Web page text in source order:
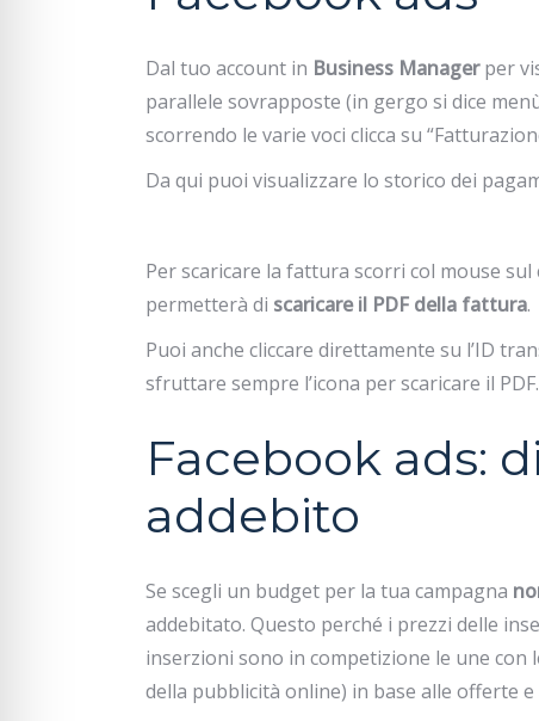
Dal tuo account in Business Managerper
parallele sovrapposte (in gergo si dice
scorrendo le varie voci clicca su
Da qui puoi visualizzare lo storico dei
Per scaricare la fattura scorri col mouse sul
permetterà di scaricare il PDF della fattura.
Puoi anche cliccare direttamente su l’ID
sfruttare sempre l’icona per scaricare il PDF.
Facebook ads:
addebito
Se scegli un budget per la tua campagna
addebitato. Questo perché i prezzi delle
inserzioni sono in competizione le une con
della pubblicità online) in base alle offerte